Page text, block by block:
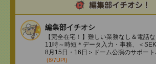
編集部イチオシ
【完全在宅！】難しい業務なし＆電話
11時～時短＊データ入力・事務、＜
8月15日・16日＞ドーム公演のサポー
(8/7UP!)